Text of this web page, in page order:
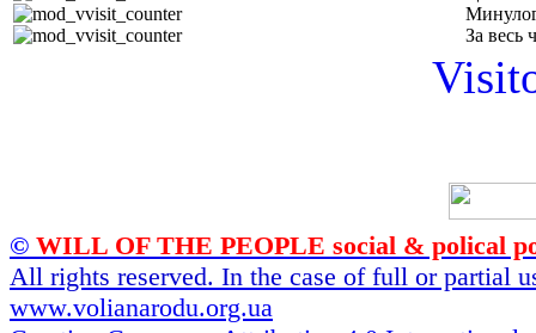
За весь
© WILL OF THE PEOPLE social & polical
All rights reserved. In the case of full or partial
www.volianarodu.org.ua